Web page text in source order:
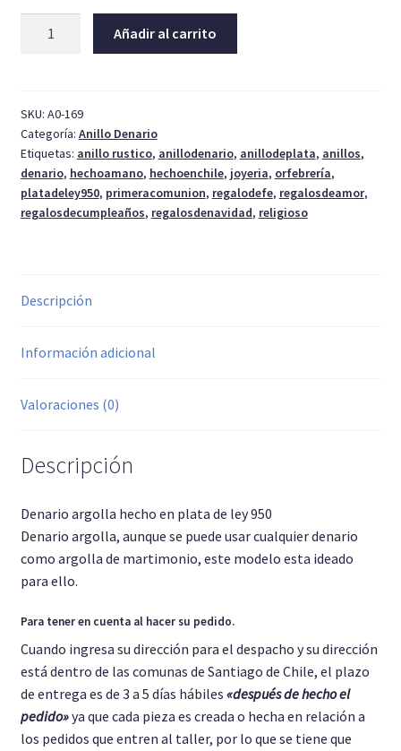
Añadir al carrito
SKU: A0-169
Categoría: Anillo Denario
Etiquetas: anillo rustico, anillodenario, anillodeplata, anillos,
denario, hechoamano, hechoenchile, joyeria, orfebrería,
platadeley950, primeracomunion, regalodefe, regalosdeamor,
regalosdecumpleaños, regalosdenavidad, religioso
Descripción
Información adicional
Valoraciones (0)
Descripción
Denario argolla hecho en plata de ley 950
Denario argolla, aunque se puede usar cualquier denario
como argolla de martimonio, este modelo esta ideado
para ello.
Para tener en cuenta al hacer su pedido.
Cuando ingresa su dirección para el despacho y su dirección
está dentro de las comunas de Santiago de Chile, el plazo
de entrega es de 3 a 5 días hábiles «después de hecho el
pedido»ya que cada pieza es creada o hecha en relación a
los pedidos que entren al taller, por lo que se tiene que